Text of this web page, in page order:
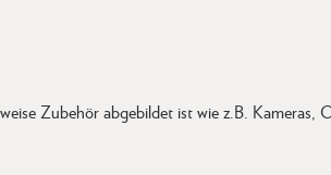
Zubehör abgebildet ist wie z.B.